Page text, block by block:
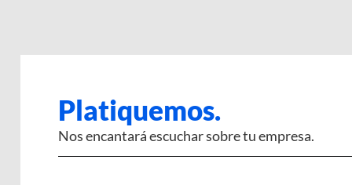
Platiquemos.
Nos encantará escuchar sobre tu empresa.